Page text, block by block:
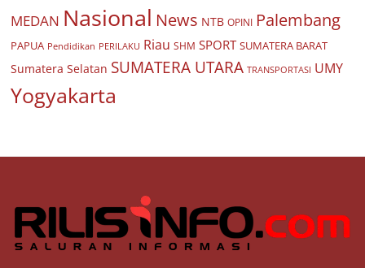
MEDAN Nasional News NTB OPINI Palembang
PAPUA Pendidikan PERILAKU Riau SHM SPORT SUMATERA BARAT
Sumatera Selatan SUMATERA UTARA TRANSPORTASI UMY
Yogyakarta